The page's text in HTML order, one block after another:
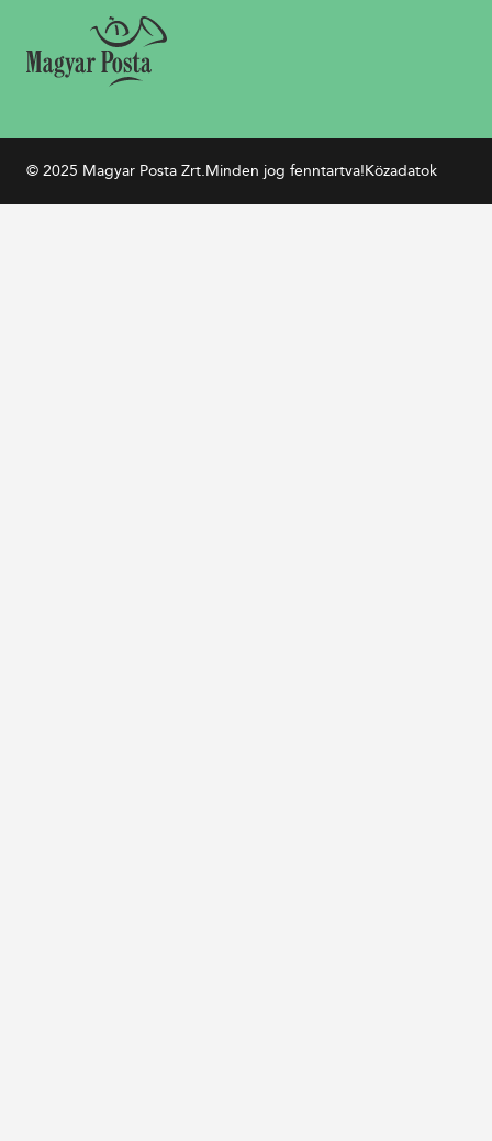
© 2025 Magyar Posta Zrt.Minden jog fenntartva!Közadatok